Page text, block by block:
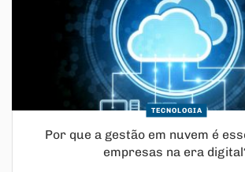
TECNOLOGIA
Por que a gestão em nuvem é
empresas na era